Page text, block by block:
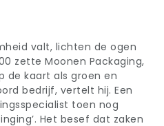
valt, lichten de ogen
zette Moonen Packaging,
de kaart als groen en
bedrijf, vertelt hij. Een
toen nog
Het besef dat zaken